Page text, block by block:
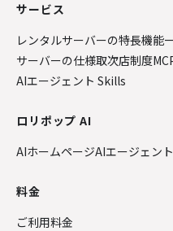
サービス
レンタルサーバーの特長機能
サーバーの仕様取次店制度
AIエージェント Skills
ロリポップ AI
AIホームページAIエージェン
料金
ご利用料金